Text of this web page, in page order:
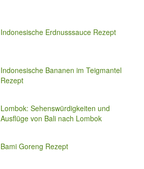
Indonesische Erdnusssauce Rezept
Indonesische Bananen im Teigmantel
Rezept
Lombok: Sehenswürdigkeiten und
Ausflüge von Bali nach Lombok
Bami Goreng Rezept